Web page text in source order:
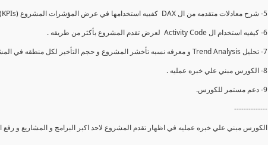
5- شرح معادلات متقدمه من ال DAX كفييه استخدامها في عرض المؤشرات المشروع (KPIs) بشكل دقيق.
6- كيفيه استخدام ال Activity Code لعرض تقدم المشروع بأكثر من طريقه .
7- تحليل Trend Analysis و معرفه نسبه تأخشر المشروع و حجم التأخير لكل منطقه في المشروع .
8- الكورس مبني علي خبره عمليه .
9- دعم مستمر للكورس.
--------------
الكورس مبني علي خبره عمليه في اظهار تقدم المشروع لاحد اكبر البرامج و المشاريع و رفع